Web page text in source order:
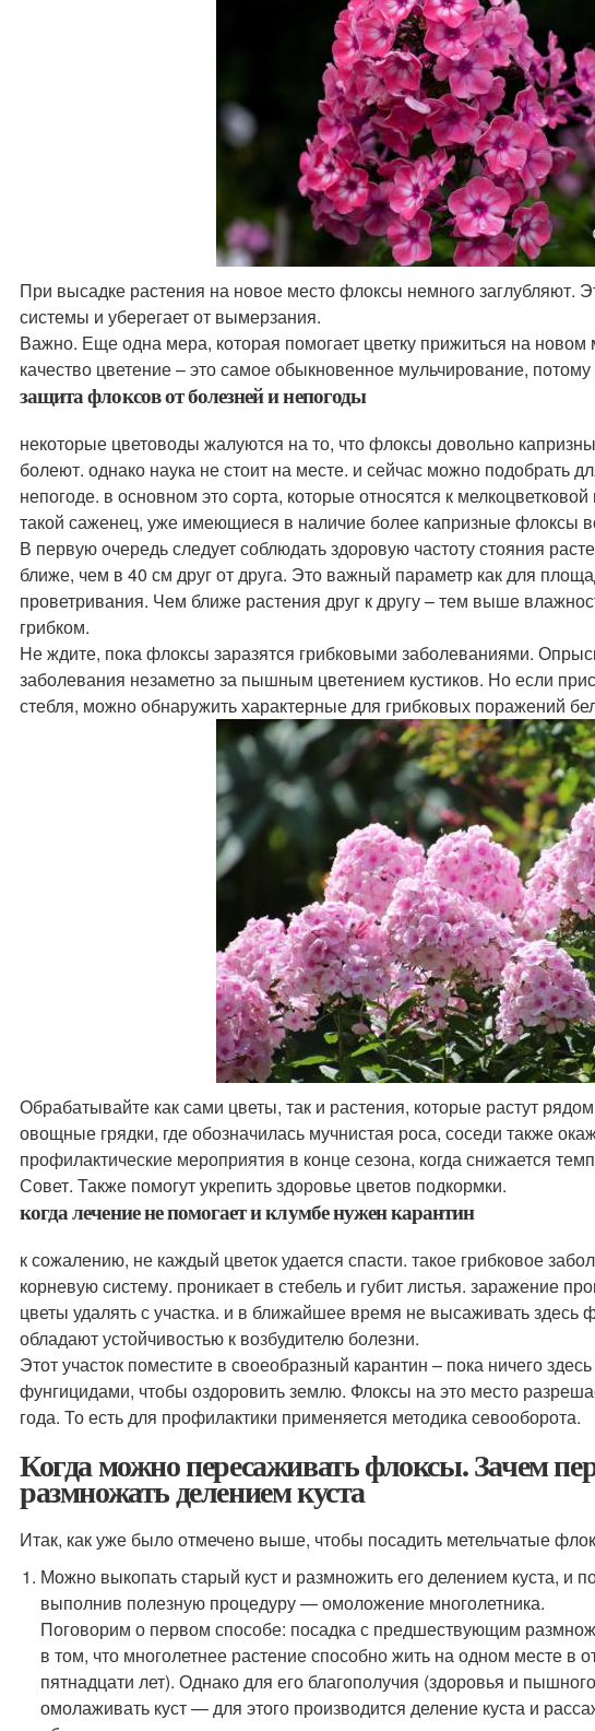
При высадке растения на новое место флоксы немного заглубляют.
системы и уберегает от вымерзания.
Важно. Еще одна мера, которая помогает цветку прижиться на
качество цветение – это самое обыкновенное мульчирование, потому
защита флоксов от болезней и непогоды
некоторые цветоводы жалуются на то, что флоксы довольно
болеют. однако наука не стоит на месте. и сейчас можно подобрать
непогоде. в основном это сорта, которые относятся к
такой саженец, уже имеющиеся в наличие более капризные флоксы
В первую очередь следует соблюдать здоровую частоту стояния
ближе, чем в 40 см друг от друга. Это важный параметр как для
проветривания. Чем ближе растения друг к другу – тем выше
грибком.
Не ждите, пока флоксы заразятся грибковыми заболеваниями.
заболевания незаметно за пышным цветением кустиков. Но если
стебля, можно обнаружить характерные для грибковых поражений
Обрабатывайте как сами цветы, так и растения, которые растут
овощные грядки, где обозначилась мучнистая роса, соседи также
профилактические мероприятия в конце сезона, когда снижается
Совет. Также помогут укрепить здоровье цветов подкормки.
когда лечение не помогает и клумбе нужен карантин
к сожалению, не каждый цветок удается спасти. такое грибковое
корневую систему. проникает в стебель и губит листья. заражение
цветы удалять с участка. и в ближайшее время не высаживать здесь
обладают устойчивостью к возбудителю болезни.
Этот участок поместите в своеобразный карантин – пока ничего
фунгицидами, чтобы оздоровить землю. Флоксы на это место
года. То есть для профилактики применяется методика севооборота.
Когда можно пересаживать флоксы. Зачем
размножать делением куста
Итак, как уже было отмечено выше, чтобы посадить метельчатые
Можно выкопать старый куст и размножить его делением куста, и
выполнив полезную процедуру — омоложение многолетника.
Поговорим о первом способе: посадка с предшествующим
в том, что многолетнее растение способно жить на одном месте в
пятнадцати лет). Однако для его благополучия (здоровья и
омолаживать куст — для этого производится деление куста и